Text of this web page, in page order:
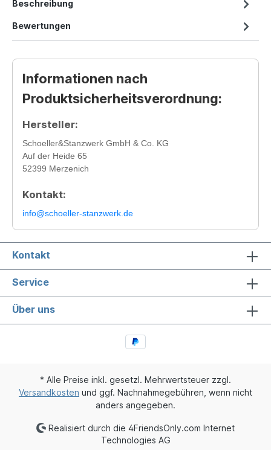
Beschreibung
Bewertungen
Informationen nach
Produktsicherheitsverordnung:
Hersteller:
Schoeller&Stanzwerk GmbH & Co. KG
Auf der Heide 65
52399 Merzenich
Kontakt:
info@schoeller-stanzwerk.de
Kontakt
Service
Über uns
* Alle Preise inkl. gesetzl. Mehrwertsteuer zzgl.
Versandkosten und ggf. Nachnahmegebühren, wenn nicht
anders angegeben.
Realisiert durch die 4FriendsOnly.com Internet
Technologies AG